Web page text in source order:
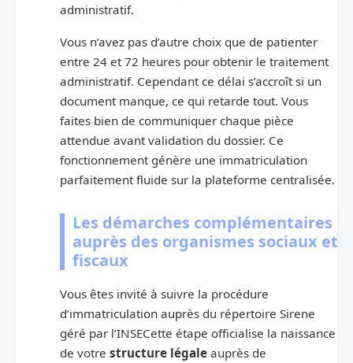
administratif.
Vous n’avez pas d’autre choix que de patienter
entre 24 et 72 heures pour obtenir le traitement
administratif. Cependant ce délai s’accroît si un
document manque, ce qui retarde tout. Vous
faites bien de communiquer chaque pièce
attendue avant validation du dossier. Ce
fonctionnement génère une immatriculation
parfaitement fluide sur la plateforme centralisée.
Les démarches complémentaires
auprès des organismes sociaux et
fiscaux
Vous êtes invité à suivre la procédure
d’immatriculation auprès du répertoire Sirene
géré par l’INSECette étape officialise la naissance
de votre structure légale auprès de